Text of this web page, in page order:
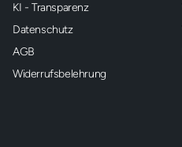
KI - Transparenz
Datenschutz
AGB
Widerrufsbelehrung